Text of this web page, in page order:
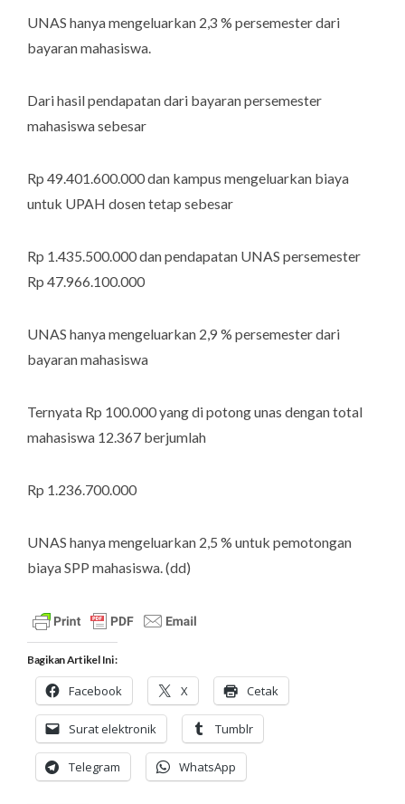
UNAS hanya mengeluarkan 2,3 % persemester dari
bayaran mahasiswa.
Dari hasil pendapatan dari bayaran persemester
mahasiswa sebesar
Rp 49.401.600.000 dan kampus mengeluarkan biaya
untuk UPAH dosen tetap sebesar
Rp 1.435.500.000 dan pendapatan UNAS persemester
Rp 47.966.100.000
UNAS hanya mengeluarkan 2,9 % persemester dari
bayaran mahasiswa
Ternyata Rp 100.000 yang di potong unas dengan total
mahasiswa 12.367 berjumlah
Rp 1.236.700.000
UNAS hanya mengeluarkan 2,5 % untuk pemotongan
biaya SPP mahasiswa.(dd)
Bagikan Artikel Ini :
Facebook X Cetak
Surat elektronik Tumblr
Telegram WhatsApp